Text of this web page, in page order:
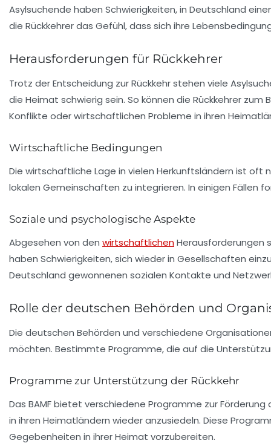
Asylsuchende haben Schwierigkeiten, in Deutschland
die Rückkehrer das Gefühl, dass sich ihre
Herausforderungen für Rückkehrer
Trotz der Entscheidung zur Rückkehr stehen viele
die Heimat schwierig sein. So können die Rückkehrer
Konflikte oder wirtschaftlichen Probleme in ihren
Wirtschaftliche Bedingungen
Die wirtschaftliche Lage in vielen Herkunftsländern ist oft
lokalen Gemeinschaften zu integrieren. In einigen Fällen
Soziale und psychologische Aspekte
Abgesehen von den wirtschaftlichenHerausforderungen
haben Schwierigkeiten, sich wieder in Gesellschaften
Deutschland gewonnenen sozialen Kontakte und
Rolle der deutschen Behörden und
Die deutschen Behörden und verschiedene
möchten. Bestimmte Programme, die auf die
Programme zur Unterstützung der Rückkehr
Das BAMF bietet verschiedene Programme zur
in ihren Heimatländern wieder anzusiedeln. Diese
Gegebenheiten in ihrer Heimat vorzubereiten.